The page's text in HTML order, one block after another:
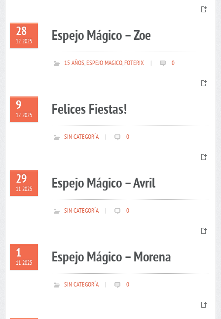
28
12 2025 Espejo Mágico – Zoe
15 AÑOS,ESPEJO MAGICO,FOTERIX 0
9
12 2025 Felices Fiestas!
SIN CATEGORÍA 0
29
11 2025 Espejo Mágico – Avril
SIN CATEGORÍA 0
1
11 2025 Espejo Mágico – Morena
SIN CATEGORÍA 0